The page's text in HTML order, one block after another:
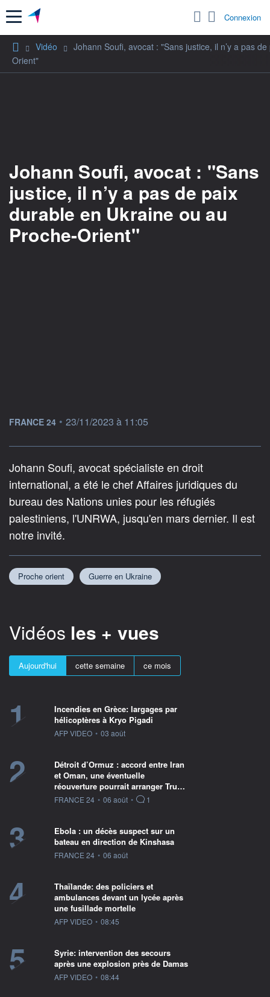
Menu Connexion
Vidéo
Johann Soufi, avocat : "Sans justice, il n’y a pas
Orient"
Johann Soufi, avocat : "Sans
justice, il n’y a pas de paix
durable en Ukraine ou au
Proche-Orient"
information fournie par
FRANCE 24 • 23/11/2023 à 11:05
Johann Soufi, avocat spécialiste en droit
international, a été le chef Affaires juridiques du
bureau des Nations unies pour les réfugiés
palestiniens, l'UNRWA, jusqu'en mars dernier. Il est
notre invité.
Proche orient Guerre en Ukraine
Vidéos les + vues
Aujourd'hui cette semaine ce mois
1
Incendies en Grèce: largages par
hélicoptères à Kryo Pigadi
information fournie par
AFP VIDEO • 03 août
2
Détroit d’Ormuz : accord entre Iran
et Oman, une éventuelle
réouverture pourrait arranger Tru…
information fournie par
FRANCE 24 • 06 août • 1
3
Ebola : un décès suspect sur un
bateau en direction de Kinshasa
information fournie par
FRANCE 24 • 06 août
4
Thaïlande: des policiers et
ambulances devant un lycée après
une fusillade mortelle
information fournie par
AFP VIDEO • 08:45
5
Syrie: intervention des secours
après une explosion près de Damas
information fournie par
AFP VIDEO • 08:44